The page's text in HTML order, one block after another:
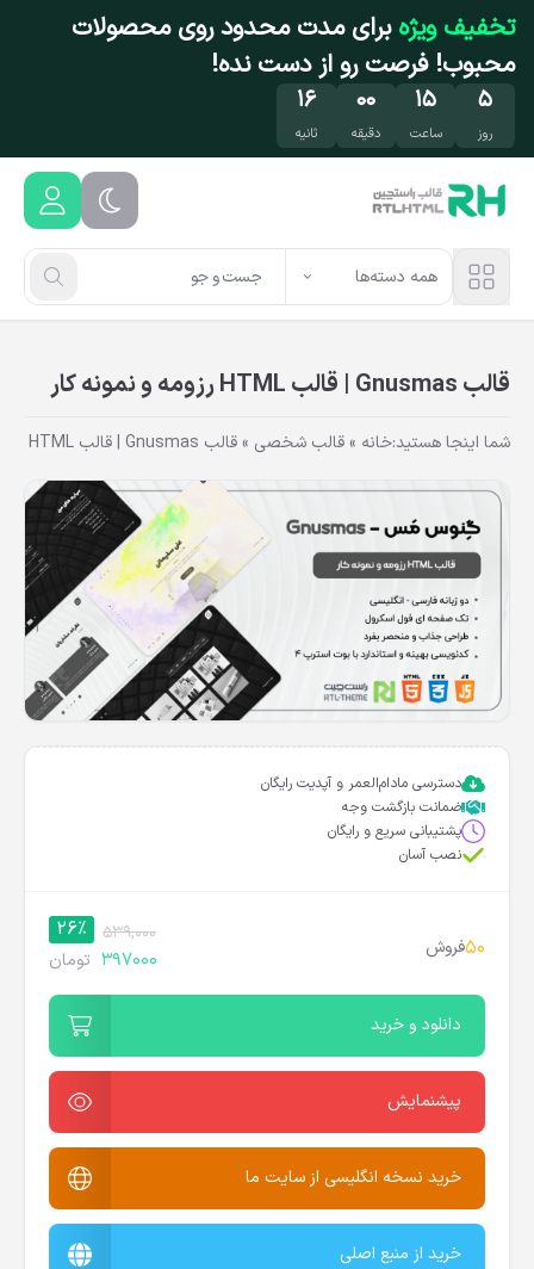
رفتن به محتوای اصلی
تخفیف ویژهبرای مدت محدود روی محصولات
محبوب! فرصت رو از دست نده!
۵
روز
۱۵
ساعت
۰۰
دقیقه
۱۵
ثانیه
همه دسته‌ها
قالب Gnusmas | قالب HTML رزومه و نمونه کار
شما اینجا هستید:خانه »قالب شخصی »قالب Gnusmas | قالب HTML رزومه و نمونه کار
دسترسی مادام‌العمر و آپدیت رایگان
ضمانت بازگشت وجه
پشتیبانی سریع و رایگان
نصب آسان
50فروش
539,000
26%
397000 تومان
دانلود و خرید
پیشنمایش
خرید نسخه انگلیسی از سایت ما
خرید از منبع اصلی